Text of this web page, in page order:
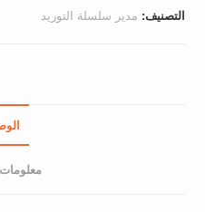
التصنيف: مدير سلسلة التوريد